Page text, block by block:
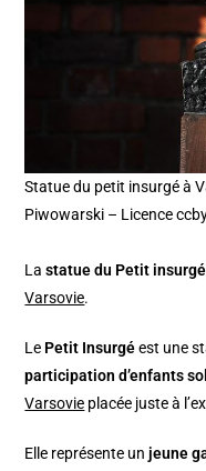
Statue du petit insurgé à
Piwowarski – Licence
Lastatue du Petit insurgé
Varsovie.
Le Petit Insurgéest une
participation d’enfants
Varsovie placée juste à
Elle représente unjeune